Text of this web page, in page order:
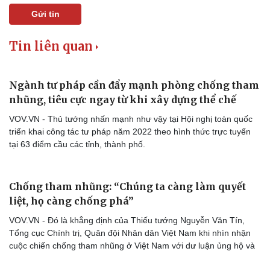
Gửi tin
Tin liên quan
Ngành tư pháp cần đẩy mạnh phòng chống tham
nhũng, tiêu cực ngay từ khi xây dựng thể chế
VOV.VN - Thủ tướng nhấn mạnh như vậy tại Hội nghị toàn quốc